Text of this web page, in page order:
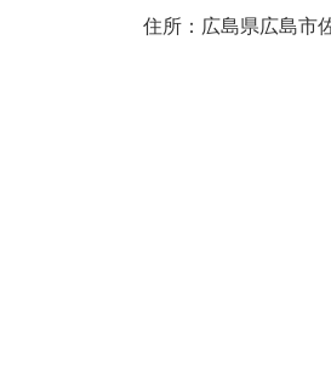
住所：広島県広島市